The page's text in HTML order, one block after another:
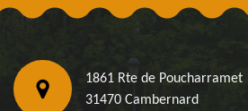
1861 Rte de Poucharramet
31470 Cambernard